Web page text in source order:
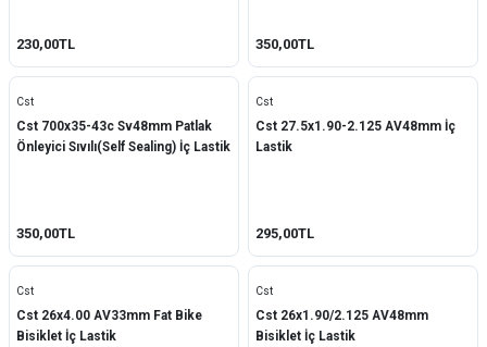
230,00TL 350,00TL
Cst
Cst 700x35-43c Sv48mm Patlak
Önleyici Sıvılı(Self Sealing) İç Lastik
350,00TL
Cst
Cst 27.5x1.90-2.125 AV48mm İç
Lastik
295,00TL
Cst
Cst 26x4.00 AV33mm Fat Bike
Bisiklet İç Lastik
Cst
Cst 26x1.90/2.125 AV48mm
Bisiklet İç Lastik